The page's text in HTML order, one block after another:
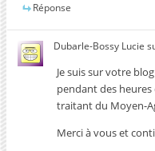
Réponse
Dubarle-Bossy Lucie
Je suis sur votre
pendant des
traitant du Moyen-
Merci à vous et